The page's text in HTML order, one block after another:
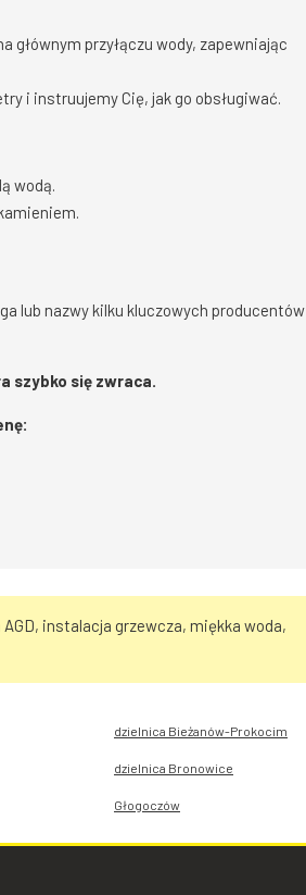
przyłączu wody, zapewniając
i instruujemy Cię, jak go obsługiwać.
wodą.
lub nazwy kilku kluczowych producentów
szybko się zwraca.
instalacja grzewcza, miękka woda,
dzielnica Bieżanów-Prokocim
dzielnica Bronowice
Głogoczów